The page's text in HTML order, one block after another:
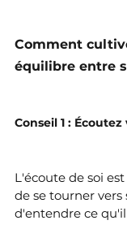
Comment
équilibre entre
Conseil 1 :
L'écoute de soi
de se tourner
d'entendre ce